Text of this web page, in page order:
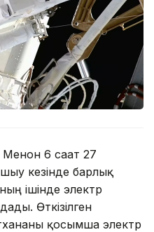
6 сағат 27
кезінде барлық
ішінде электр
Өткізілген
қосымша электр